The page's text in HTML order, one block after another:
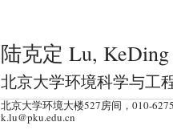
到
页
陆克定 Lu, KeDing
北京大学环境科学与工
北京大学环境大楼527房间，010-
k.lu@pku.edu.cn